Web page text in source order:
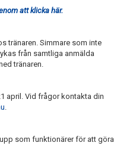
att klicka här.
tränaren. Simmare som inte
från samtliga anmälda
tränaren.
april. Vid frågor kontakta din
.
som funktionärer för att göra